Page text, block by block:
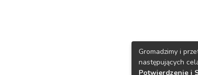
teachers prepared to foster learner self-regulated
Gromadzimy i
następujących
Potwierdzenie i